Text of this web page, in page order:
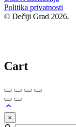
Politika privatnosti
© Dečiji Grad 2026.
Cart
×